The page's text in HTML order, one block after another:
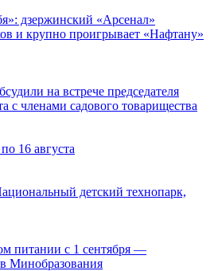
дзержинский «Арсенал»
и крупно проигрывает «Нафтану»
на встрече председателя
с членами садового товарищества
16 августа
детский технопарк,
питании с 1 сентября —
Минобразования